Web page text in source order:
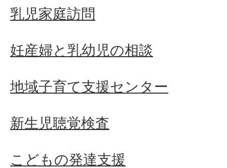
乳児家庭訪問
妊産婦と乳幼児の相談
地域子育て支援センター
新生児聴覚検査
こどもの発達支援